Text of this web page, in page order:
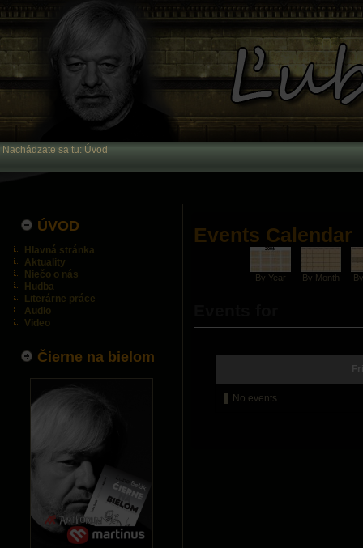
Nachádzate sa tu: Úvod
ÚVOD
Hlavná stránka
Aktuality
Niečo o nás
Hudba
Literárne práce
Audio
Video
Čierne na bielom
Events Calendar
By Year By Month
No events